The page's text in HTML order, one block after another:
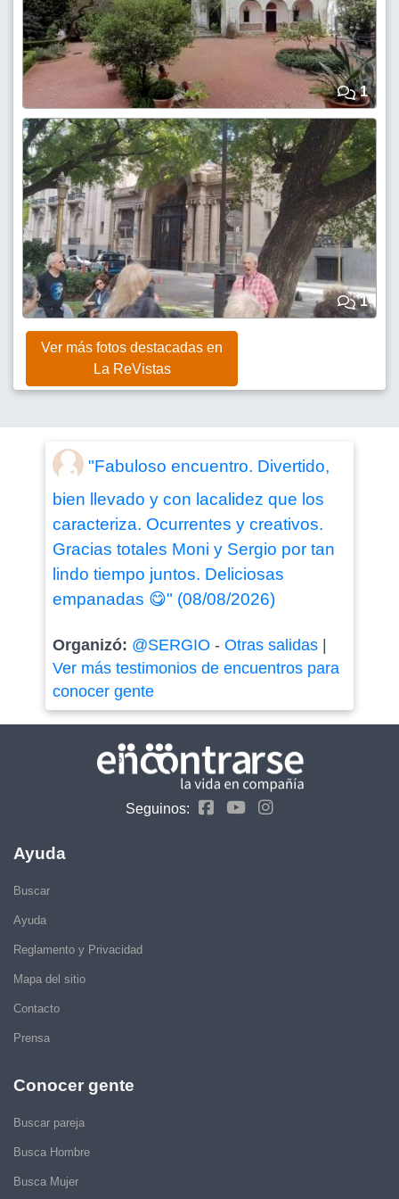
1
1
Ver más fotos destacadas en
La ReVistas
"Fabuloso encuentro. Divertido,
bien llevado y con lacalidez que los
caracteriza. Ocurrentes y creativos.
Gracias totales Moni y Sergio por tan
lindo tiempo juntos. Deliciosas
empanadas 😋" (08/08/2026)
Organizó: @SERGIO - Otras salidas|
Ver más testimonios de encuentros para
conocer gente
Seguinos:
Ayuda
Buscar
Ayuda
Reglamento y Privacidad
Mapa del sitio
Contacto
Prensa
Conocer gente
Buscar pareja
Busca Hombre
Busca Mujer